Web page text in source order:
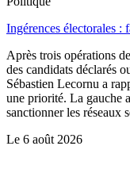
Ingérences électorales :
Après trois opérations
des candidats déclarés
Sébastien Lecornu a
une priorité. La gauche
sanctionner les réseaux
Le 6 août 2026